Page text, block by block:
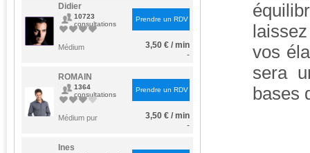
Didier
10723
consultations
Médium
Prendre un RDV
3,50 € / min
-
ROMAIN
1364
consultations
Médium pur
Prendre un RDV
3,50 € / min
-
Ines
vos
sera
bases